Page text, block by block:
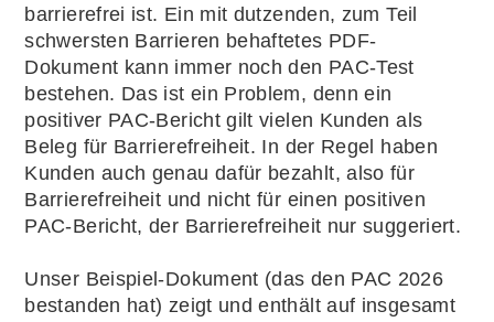
barrierefrei ist. Ein mit dutzenden, zum Teil
schwersten Barrieren behaftetes PDF-
Dokument kann immer noch den PAC-Test
bestehen. Das ist ein Problem, denn ein
positiver PAC-Bericht gilt vielen Kunden als
Beleg für Barrierefreiheit. In der Regel haben
Kunden auch genau dafür bezahlt, also für
Barrierefreiheit und nicht für einen positiven
PAC-Bericht, der Barrierefreiheit nur suggeriert.
Unser Beispiel-Dokument (das den PAC 2026
bestanden hat) zeigt und enthält auf insgesamt